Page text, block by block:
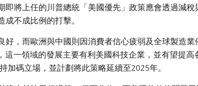
將上任的川普總統「美國優先」政策應會透過減稅
不成比例的打擊。
，而歐洲與中國則因消費者信心疲弱及全球製造業
一領域的發展主要有利美國科技企業，並有望提高
碼立場，並計劃將此策略延續至2025年。